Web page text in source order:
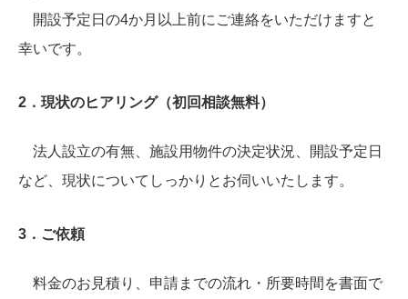
開設予定日の4か月以上前にご連絡をいただけますと
幸いです。
2．現状のヒアリング（初回相談無料）
法人設立の有無、施設用物件の決定状況、開設予定日
など、現状についてしっかりとお伺いいたします。
3．ご依頼
料金のお見積り、申請までの流れ・所要時間を書面で